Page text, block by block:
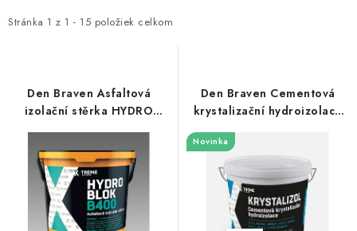
i
Stránka 1 z 1 - 15 položiek celkom
e
Den Braven Asfaltová
izolační stěrka HYDRO
Den Braven Cementová
krystalizační hydroizolace
Novinka